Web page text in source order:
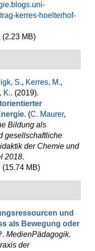
kerres-hoelterhof-
(2.23 MB)
S., Kerres, M.,
K.. (2019).
. (C. Maurer,
Bildung als
gesellschaftliche
der Chemie und
2018.
(15.74 MB)
und
als Bewegung oder
. MedienPädagogik.
der